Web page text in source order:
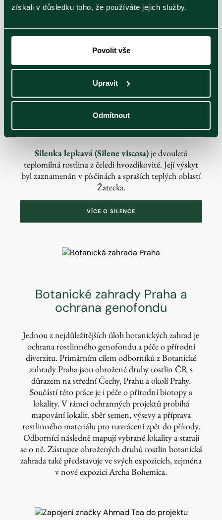
získali v důsledku toho, že používáte jejich služby.
Povolit vše
Upravit
Odmítnout
Kostřava písečná (Festuca psammophila)je
kolem řeky Labe, zejména ve středních Čechách.
Přírodovědci řadí tyto traviny mezi takzvaný
druhu pomůže i dalším ohroženým rostlinám.
VÍCE O KOSTŘAVĚ
Silenka lepkavá (Silene viscosa)je dvouletá
teplomilná rostlina z čeledi hvozdíkovité. Její výskyt
byl zaznamenán v písčinách a spraších teplých oblastí
Žatecka.
VÍCE O SILENCE
Botanické zahrady Praha a
ochrana genofondu
Jednou z nejdůležitějších úloh botanických zahrad je
ochrana rostlinného genofondu a péče o přírodní
diverzitu. Primárním cílem odborníků z Botanické
zahrady Praha jsou ohrožené druhy rostlin ČR s
důrazem na střední Čechy, Prahu a okolí Prahy.
Součástí této práce je i péče o přírodní biotopy a
lokality. V rámci ochranných projektů probíhá
mapování lokalit, sběr semen, výsevy a příprava
rostlinného materiálu pro navrácení zpět do přírody.
Odborníci následně mapují vybrané lokality a starají
se o ně. Zástupce ohrožených druhů rostlin botanická
zahrada také představuje ve svých expozicích, zejména
v nové expozici Archa Bohemica.